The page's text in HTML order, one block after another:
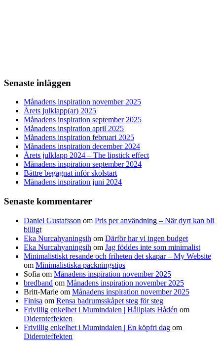
Senaste inläggen
Månadens inspiration november 2025
Årets julklapp(ar) 2025
Månadens inspiration september 2025
Månadens inspiration april 2025
Månadens inspiration februari 2025
Månadens inspiration december 2024
Årets julklapp 2024 – The lipstick effect
Månadens inspiration september 2024
Bättre begagnat inför skolstart
Månadens inspiration juni 2024
Senaste kommentarer
Daniel Gustafsson om Pris per användning – När dyrt kan bli
billigt
Eka Nurcahyaningsih om Därför har vi ingen budget
Eka Nurcahyaningsih om Jag föddes inte som minimalist
Minimalistiskt resande och friheten det skapar – My Website
om Minimalistiska packningstips
Sofia om Månadens inspiration november 2025
bredband om Månadens inspiration november 2025
Britt-Marie om Månadens inspiration november 2025
Finisa om Rensa badrumsskåpet steg för steg
Frivillig enkelhet i Mumindalen | Hållplats Hådén om
Dideroteffekten
Frivillig enkelhet i Mumindalen | En köpfri dag om
Dideroteffekten